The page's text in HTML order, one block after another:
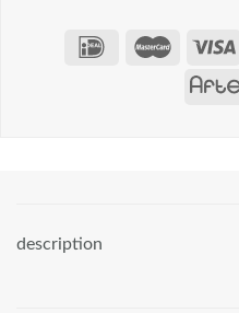
description